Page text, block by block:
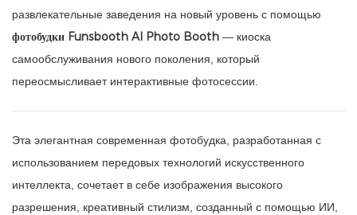
развлекательные заведения на новый уровень с помощью
фотобудки Funsbooth AI Photo Booth — киоска
самообслуживания нового поколения, который
переосмысливает интерактивные фотосессии.
Эта элегантная современная фотобудка, разработанная с
использованием передовых технологий искусственного
интеллекта, сочетает в себе изображения высокого
разрешения, креативный стилизм, созданный с помощью ИИ,